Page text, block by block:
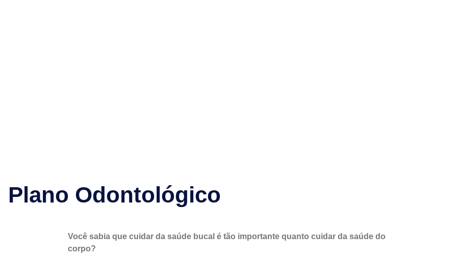
Plano Odontológico
Você sabia que cuidar da saúde bucal é tão importante quanto cuidar da saúde do
corpo?